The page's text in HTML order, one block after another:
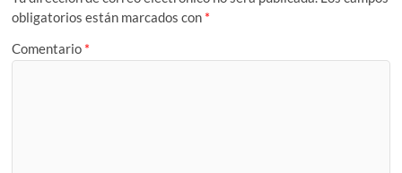
obligatorios están marcados con *
Comentario *